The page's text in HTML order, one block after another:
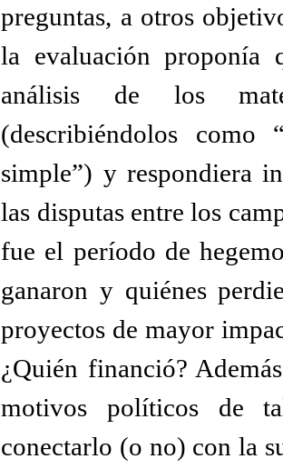
preguntas, a otros
la evaluación
análisis de los
(describiéndolos como
simple”) y respondiera
las disputas entre los
fue el período de
ganaron y quiénes
proyectos de mayor
¿Quién financió?
motivos políticos de
conectarlo (o no) con la